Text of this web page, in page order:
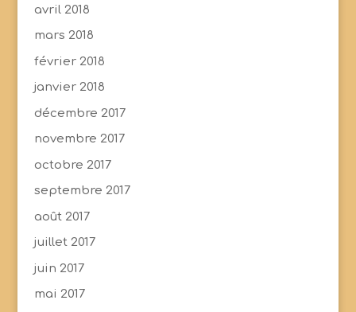
avril 2018
mars 2018
février 2018
janvier 2018
décembre 2017
novembre 2017
octobre 2017
septembre 2017
août 2017
juillet 2017
juin 2017
mai 2017